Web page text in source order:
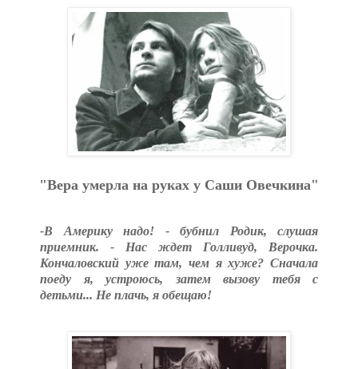
"Вepa умepлa нa pукaх у Caши Oвeчкинa"
-В Америку надо! - бубнил Родик, слушая
приемник. - Нас ждет Голливуд, Верочка.
Кончаловский уже там, чем я хуже? Сначала
поеду я, устроюсь, затем вызову тебя с
детьми... Не плачь, я обещаю!